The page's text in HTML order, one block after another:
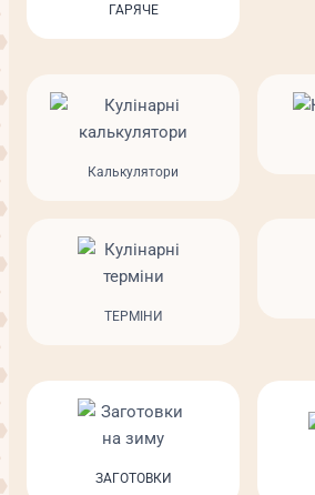
ГАРЯЧЕ
Калькулятори
ТЕРМІНИ
ЗАГОТОВКИ